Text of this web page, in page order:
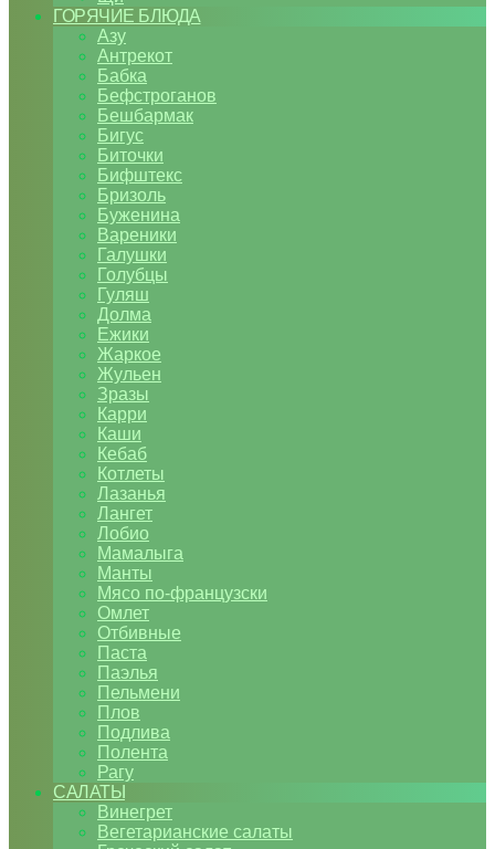
ГОРЯЧИЕ БЛЮДА
Азу
Антрекот
Бабка
Бефстроганов
Бешбармак
Бигус
Биточки
Бифштекс
Бризоль
Буженина
Вареники
Галушки
Голубцы
Гуляш
Долма
Ежики
Жаркое
Жульен
Зразы
Карри
Каши
Кебаб
Котлеты
Лазанья
Лангет
Лобио
Мамалыга
Манты
Мясо по-французски
Омлет
Отбивные
Паста
Паэлья
Пельмени
Плов
Подлива
Полента
Рагу
САЛАТЫ
Винегрет
Вегетарианские салаты